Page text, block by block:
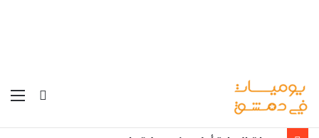
بحث عن